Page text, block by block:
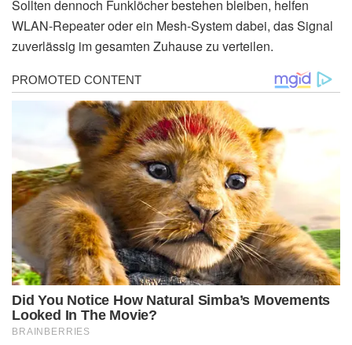
Sollten dennoch Funklöcher bestehen bleiben, helfen
WLAN-Repeater oder ein Mesh-System dabei, das Signal
zuverlässig im gesamten Zuhause zu verteilen.